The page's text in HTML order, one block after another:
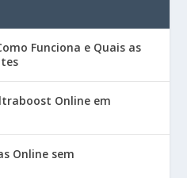
Funciona e Quais as
Online em
Online sem